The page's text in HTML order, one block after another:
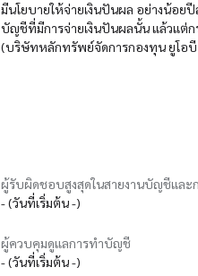
มีนโยบายให้จ่ายเงินปันผล อย่างน้อย
บัญชีที่มีการจ่ายเงินปันผลนั้น แล้วแต่
(บริษัทหลักทรัพย์จัดการกองทุน ยูโอบี
ผู้รับผิดชอบสูงสุดในสายงานบัญชีและก
- (วันที่เริ่มต้น -)
ผู้ควบคุมดูแลการทำบัญชี
- (วันที่เริ่มต้น -)